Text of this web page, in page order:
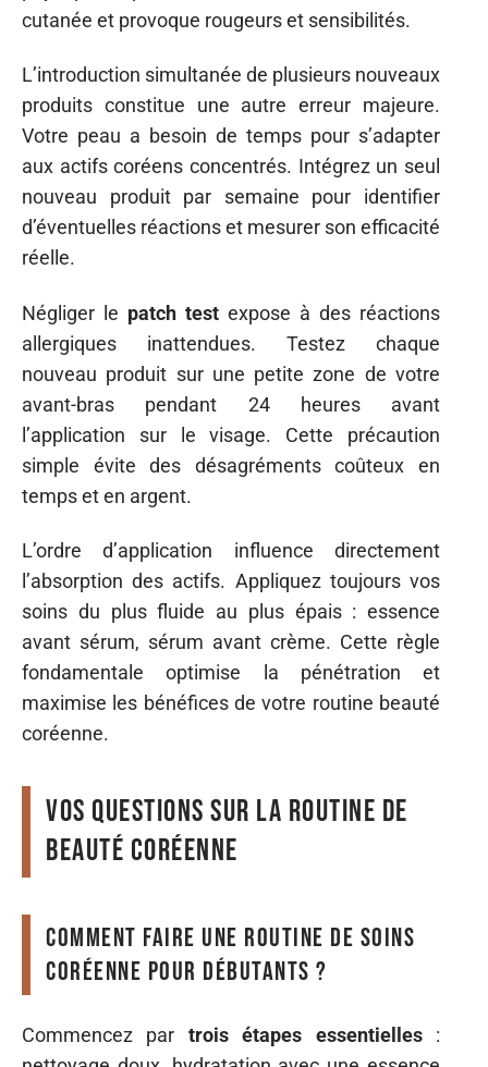
cutanée et provoque rougeurs et sensibilités.
L’introduction simultanée de plusieurs nouveaux
produits constitue une autre erreur majeure.
Votre peau a besoin de temps pour s’adapter
aux actifs coréens concentrés. Intégrez un seul
nouveau produit par semaine pour identifier
d’éventuelles réactions et mesurer son efficacité
réelle.
Négliger le patch test expose à des réactions
allergiques inattendues. Testez chaque
nouveau produit sur une petite zone de votre
avant-bras pendant 24 heures avant
l’application sur le visage. Cette précaution
simple évite des désagréments coûteux en
temps et en argent.
L’ordre d’application influence directement
l’absorption des actifs. Appliquez toujours vos
soins du plus fluide au plus épais : essence
avant sérum, sérum avant crème. Cette règle
fondamentale optimise la pénétration et
maximise les bénéfices de votre routine beauté
coréenne.
Vos questions sur la routine de
beauté coréenne
Comment faire une routine de soins
coréenne pour débutants ?
Commencez par trois étapes essentielles: